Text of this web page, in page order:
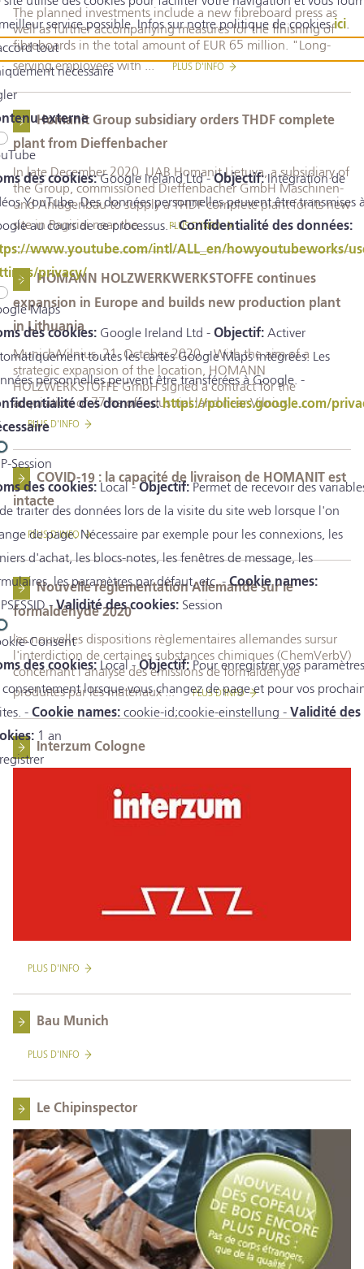
service possible. Infos sur notre politique de cookiesici.
tout
nécessaire
externe
des cookies:Google Ireland Ltd -Objectif:Intégration de
YouTube. Des données personnelles peuvent être transmises
au cours de ce processus. -Confidentialité des données:
www.youtube.com/intl/ALL_en/howyoutubeworks/
privacy/
Maps
des cookies: Google Ireland Ltd - Objectif: Activer
toutes les cartes Google Maps intégrées. Les
personnelles peuvent être transférées à Google. -
des données: https://policies.google.com/
Session
des cookies: Local - Objectif: Permet de recevoir des
traiter des données lors de la visite du site web lorsque l'on
de page. Nécessaire par exemple pour les connexions, les
d'achat, les blocs-notes, les fenêtres de message, les
les paramètres par défaut, etc. -Cookie names:
-Validité des cookies: Session
Consent
des cookies: Local - Objectif: Pour enregistrer vos paramètres
consentement lorsque vous changez de page et pour vos
- Cookie names: cookie-id;cookie-einstellung - Validité des
1 an
The planned investments include a new fibreboard press as
well as further accompanying measures for the finishing of
fibreboards in the total amount of EUR 65 million. "Long-
serving employees with ...
PLUS D'INFO
Homanit Group subsidiary orders THDF complete
plant from Dieffenbacher
In late December 2020, UAB Homanit Lietuva, a subsidiary of
the Group, commissioned Dieffenbacher GmbH Maschinen-
und Anlagenbau to supply a THDF complete plant for its new
site in Pagiriai near the ...
PLUS D'INFO
HOMANN HOLZWERKWERKSTOFFE continues
expansion in Europe and builds new production plant
in Lithuania
Munich/Vilnius, 21. October 2020 – With the aim of a
strategic expansion of the location, HOMANN
HOLZWERKSTOFFE GmbH signed a contract for the
acquisition of 77 ha of industrial land near Vilnius, ...
PLUS D'INFO
COVID-19 : la capacité de livraison de HOMANIT est
intacte
PLUS D'INFO
Nouvelle réglementation Allemande sur le
formaldéhyde 2020
les nouvelles dispositions règlementaires allemandes sursur
l'interdiction de certaines substances chimiques (ChemVerbV)
concernant l'analyse des émissions de formaldéhyde
produites par les matériaux ...
PLUS D'INFO
Interzum Cologne
PLUS D'INFO
Bau Munich
PLUS D'INFO
Le Chipinspector